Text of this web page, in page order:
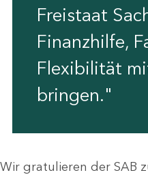
Freistaat
Finanzhilfe,
Flexibilität
bringen."
Wir gratulieren der SAB